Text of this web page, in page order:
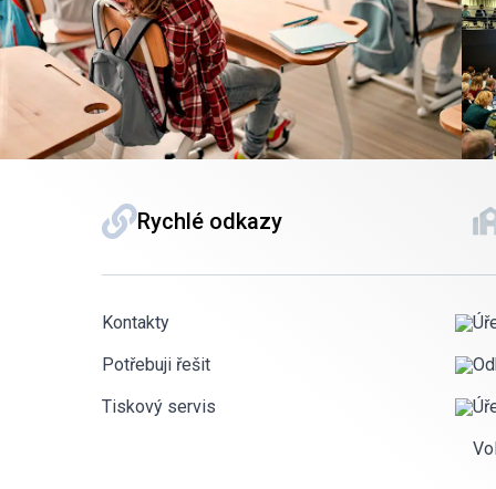
Rychlé odkazy
Kontakty
Potřebuji řešit
Tiskový servis